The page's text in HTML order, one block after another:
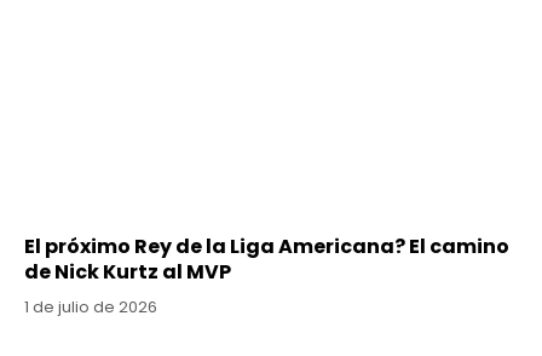
El próximo Rey de la Liga Americana? El camino
de Nick Kurtz al MVP
1 de julio de 2026